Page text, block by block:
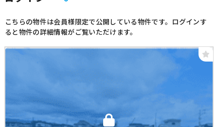
こちらの物件は会員様限定で公開している物件です。ログインす
ると物件の詳細情報がご覧いただけます。